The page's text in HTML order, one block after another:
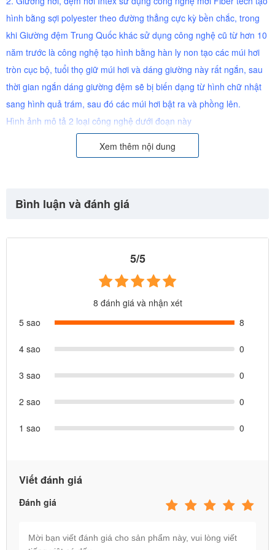
hình bằng sợi polyester theo đường thẳng cực kỳ bền chắc, trong
khi Giường đệm Trung Quốc khác sử dụng công nghệ cũ từ hơn 10
năm trước là công nghệ tạo hình bằng hàn ly non tạo các múi hơi
tròn cục bộ, tuổi thọ giữ múi hơi và dáng giường này rất ngắn, sau
thời gian ngắn dáng giường đệm sẽ bị biến dạng từ hình chữ nhật
sang hình quả trám, sau đó các múi hơi bật ra và phồng lên.
Hình ảnh mô tả 2 loại công nghệ dưới đoạn này
3. Tuổi thọ giường đệm hơi INTEX gấp 10 giường đệm hơi Trung
Quốc khác (nếu dùng liên tục giường đệm hơi INTEX bạn có thể
tạo hình múi hơi tốt cho sức khoẻ của người sử dụng, bạn có thể
tùy chỉnh độ căng, mềm phù hợp cơ thể, cho bạn giấc ngủ ngon và
Chúng tôi có nhiều chi nhánh và địa chỉ rõ ràng trên toàn quốc để
bảo hành cho bạn, trong khi các đơn vị bán hàng khác không có
địa chỉ rõ ràng, thường sẽ chỉ chịu trách nhiệm với bạn trong 1
Xem thêm nội dung
Bình luận và đánh giá
5/5
8 đánh giá và nhận xét
5 sao
8
4 sao 0
3 sao 0
2 sao 0
1 sao 0
Viết đánh giá
Đánh giá